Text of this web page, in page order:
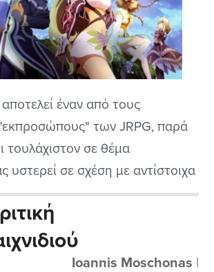
έναν από τους
των JRPG, παρά
τουλάχιστον σε θέμα
υστερεί σε σχέση με αντίστοιχα
το Final Fantasy της Square
Tensei της Atlus. Μέχρι
γενιά οικιακών κονσόλων
κεφάλαια της σειράς, το Tales
Ioannis Moschonas |